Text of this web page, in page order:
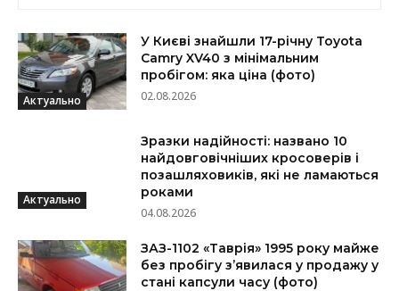
Актуально
У Києві знайшли 17-річну Toyota
Camry XV40 з мінімальним
пробігом: яка ціна (фото)
02.08.2026
Актуально
Зразки надійності: названо 10
найдовговічніших кросоверів і
позашляховиків, які не ламаються
роками
04.08.2026
ЗАЗ-1102 «Таврія» 1995 року майже
без пробігу з’явилася у продажу у
стані капсули часу (фото)